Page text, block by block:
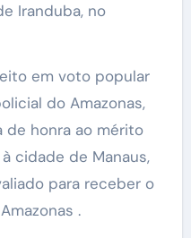
Iranduba, no
em voto popular
do Amazonas,
honra ao mérito
cidade de Manaus,
para receber o
.